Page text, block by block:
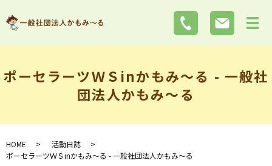
ポーセラーツＷＳinかもみ～る - 一般社
団法人かもみ～る
HOME
活動日誌
ポーセラーツＷＳinかもみ～る - 一般社団法人かもみ～る